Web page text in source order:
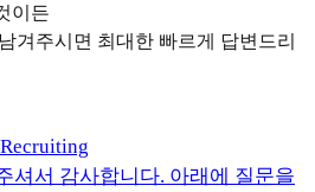
이든
겨주시면 최대한 빠르게 답변드리
셔서 감사합니다. 아래에 질문을